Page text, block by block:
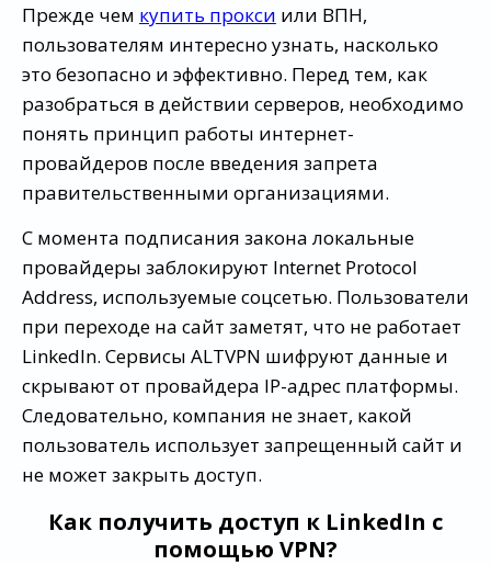
Прежде чем купить прокси или ВПН,
пользователям интересно узнать, насколько
это безопасно и эффективно. Перед тем, как
разобраться в действии серверов, необходимо
понять принцип работы интернет-
провайдеров после введения запрета
правительственными организациями.
С момента подписания закона локальные
провайдеры заблокируют Internet Protocol
Address, используемые соцсетью. Пользователи
при переходе на сайт заметят, что не работает
LinkedIn. Сервисы ALTVPN шифруют данные и
скрывают от провайдера IP-адрес платформы.
Следовательно, компания не знает, какой
пользователь использует запрещенный сайт и
не может закрыть доступ.
Как получить доступ к LinkedIn с
помощью VPN?